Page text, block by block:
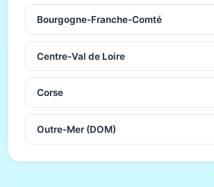
Bourgogne-Franche-Comté
Centre-Val de Loire
Corse
Outre-Mer (DOM)